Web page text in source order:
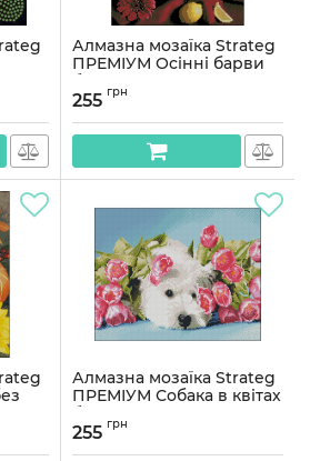
см
Алмазна мозаїка Strateg
ПРЕМІУМ Осінні барви
без підрамника
розміром 40х50 см
Артикул:ZAV4050-38
255 грн
Алмазна мозаїка Strateg
ПРЕМІУМ Собака в квітах
без підрамника
розміром 40х50 см
255 грн